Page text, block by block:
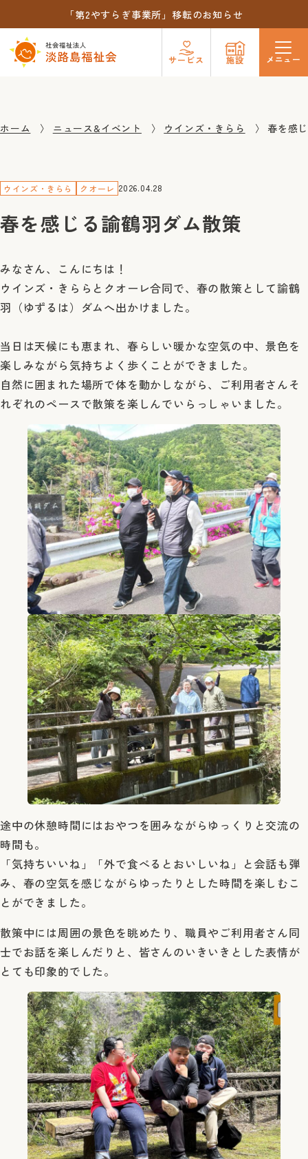
「第2やすらぎ事業所」移転のお知らせ
サービス 施設 メニュー
ホーム ニュース&イベント ウインズ・きらら 春を感
ウインズ・きらら クオーレ 2026.04.28
春を感じる諭鶴羽ダム散策
みなさん、こんにちは！
ウインズ・きららとクオーレ合同で、春の散策として諭鶴
羽（ゆずるは）ダムへ出かけました。
当日は天候にも恵まれ、春らしい暖かな空気の中、景色を
楽しみながら気持ちよく歩くことができました。
自然に囲まれた場所で体を動かしながら、ご利用者さんそ
れぞれのペースで散策を楽しんでいらっしゃいました。
途中の休憩時間にはおやつを囲みながらゆっくりと交流の
時間も。
「気持ちいいね」「外で食べるとおいしいね」と会話も弾
み、春の空気を感じながらゆったりとした時間を楽しむこ
とができました。
散策中には周囲の景色を眺めたり、職員やご利用者さん同
士でお話を楽しんだりと、皆さんのいきいきとした表情が
とても印象的でした。